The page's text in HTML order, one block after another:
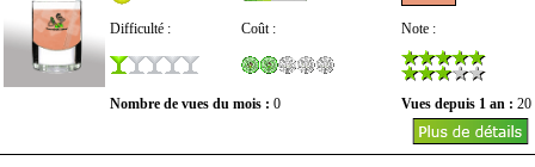
Difficulté : Coût : Note :
Nombre de vues du mois : 0 Vues depuis 1 an : 20